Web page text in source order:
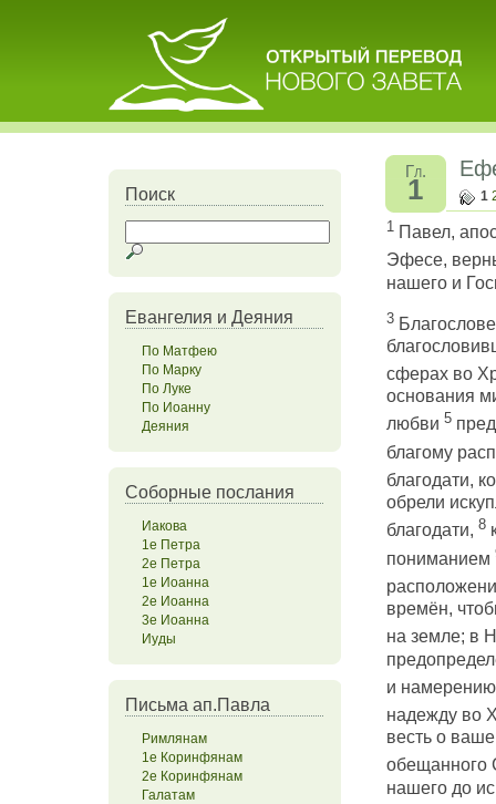
Поиск
Евангелия и Деяния
По Матфею
По Марку
По Луке
По Иоанну
Деяния
Соборные послания
Иакова
1е Петра
2е Петра
1е Иоанна
2е Иоанна
3е Иоанна
Иуды
Письма ап.Павла
Римлянам
1е Коринфянам
2е Коринфянам
Галатам
Гл.
1 1
1Павел,
Эфесе,
нашего и
3
сферах во
основания
любви 5
благому
благодати,
обрели
благодати, 8
пониманием
времён,
на земле; в
и
надежду во
весть о
обещанного
нашего до